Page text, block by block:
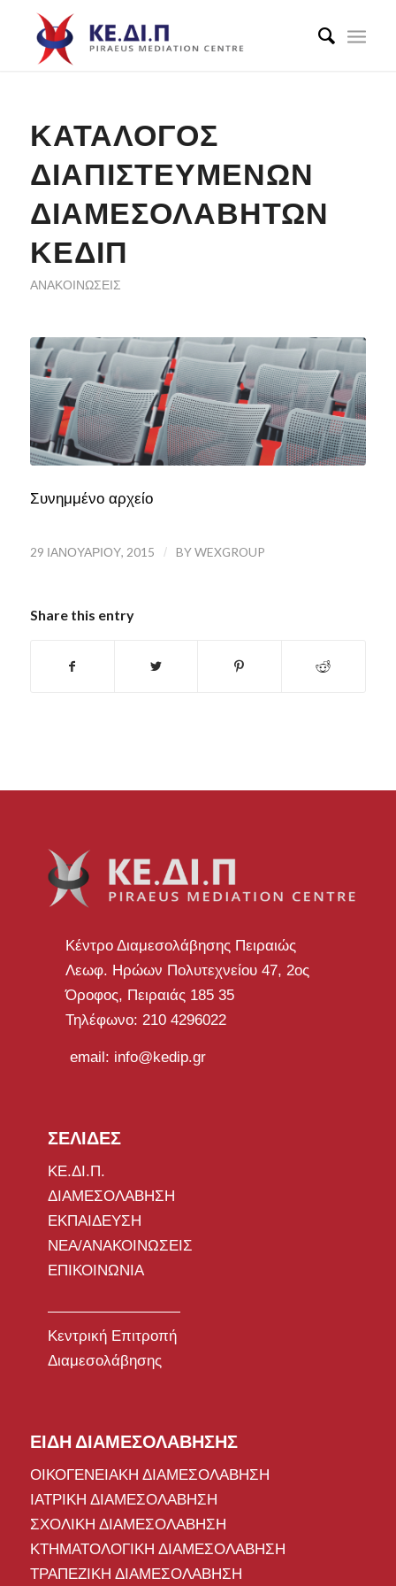
ΚΑΤΑΛΟΓΟΣ
ΔΙΑΠΙΣΤΕΥΜΕΝΩΝ
ΔΙΑΜΕΣΟΛΑΒΗΤΩΝ
ΚΕΔΙΠ
ΑΝΑΚΟΙΝΏΣΕΙΣ
Συνημμένο αρχείο
29 ΙΑΝΟΥΑΡΊΟΥ, 2015 / BYWEXGROUP
Share this entry
Κέντρο Διαμεσολάβησης Πειραιώς
Λεωφ. Ηρώων Πολυτεχνείου 47, 2ος
Όροφος, Πειραιάς 185 35
Τηλέφωνο: 210 4296022
email: info@kedip.gr
ΣΕΛΙΔΕΣ
ΚΕ.ΔΙ.Π.
ΔΙΑΜΕΣΟΛΑΒΗΣΗ
ΕΚΠΑΙΔΕΥΣΗ
ΝΕΑ/ΑΝΑΚΟΙΝΩΣΕΙΣ
ΕΠΙΚΟΙΝΩΝΙΑ
Κεντρική Επιτροπή
Διαμεσολάβησης
ΕΙΔΗ ΔΙΑΜΕΣΟΛΑΒΗΣΗΣ
ΟΙΚΟΓΕΝΕΙΑΚΗ ΔΙΑΜΕΣΟΛΑΒΗΣΗ
ΙΑΤΡΙΚΗ ΔΙΑΜΕΣΟΛΑΒΗΣΗ
ΣΧΟΛΙΚΗ ΔΙΑΜΕΣΟΛΑΒΗΣΗ
ΚΤΗΜΑΤΟΛΟΓΙΚΗ ΔΙΑΜΕΣΟΛΑΒΗΣΗ
ΤΡΑΠΕΖΙΚΗ ΔΙΑΜΕΣΟΛΑΒΗΣΗ